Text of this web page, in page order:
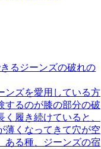
るジーンズの破れの
ンズを愛用している方
するのが膝の部分の破
履き続けていると、
薄くなってきて穴が空
ある種、ジーンズの宿